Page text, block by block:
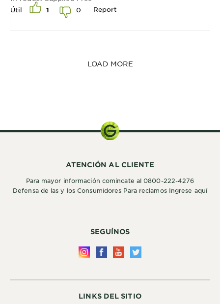
Útil
1 0 Report
LOAD MORE
LINKS DEL SITIO
SEGUÍNOS
ATENCIÓN AL CLIENTE
Para mayor información comincate al 0800-222-4276
Defensa de las y los Consumidores Para reclamos Ingrese aquí